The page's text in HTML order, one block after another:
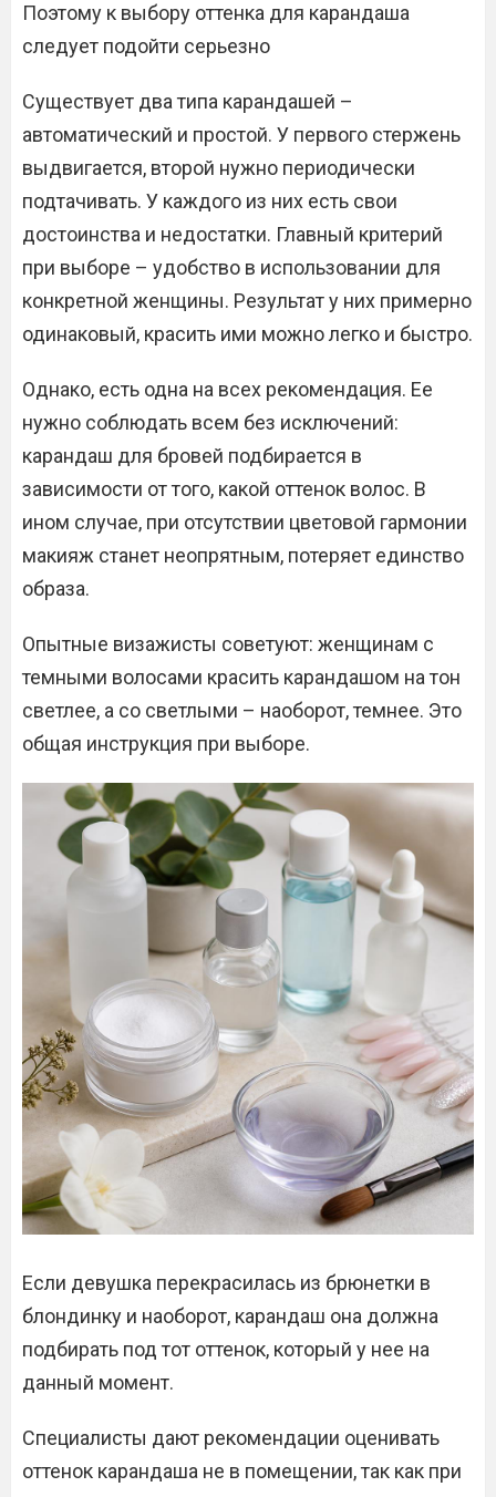
Поэтому к выбору оттенка для карандаша
следует подойти серьезно
Существует два типа карандашей –
автоматический и простой. У первого стержень
выдвигается, второй нужно периодически
подтачивать. У каждого из них есть свои
достоинства и недостатки. Главный критерий
при выборе – удобство в использовании для
конкретной женщины. Результат у них примерно
одинаковый, красить ими можно легко и быстро.
Однако, есть одна на всех рекомендация. Ее
нужно соблюдать всем без исключений:
карандаш для бровей подбирается в
зависимости от того, какой оттенок волос. В
ином случае, при отсутствии цветовой гармонии
макияж станет неопрятным, потеряет единство
образа.
Опытные визажисты советуют: женщинам с
темными волосами красить карандашом на тон
светлее, а со светлыми – наоборот, темнее. Это
общая инструкция при выборе.
Если девушка перекрасилась из брюнетки в
блондинку и наоборот, карандаш она должна
подбирать под тот оттенок, который у нее на
данный момент.
Специалисты дают рекомендации оценивать
оттенок карандаша не в помещении, так как при